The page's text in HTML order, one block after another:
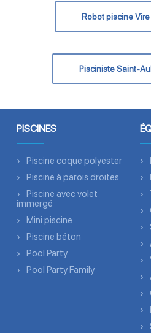
Robot piscine
Pisciniste Saint-
PISCINES
Piscine coque polyester
Piscine à parois droites
Piscine avec volet
immergé
Mini piscine
Piscine béton
Pool Party
Pool Party Family